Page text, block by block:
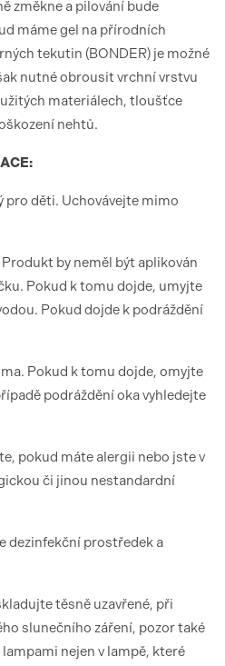
změkne a pilování bude
máme gel na přírodních
tekutin (BONDER) je možné
nutné obrousit vrchní vrstvu
materiálech, tloušťce
nehtů.
pro děti. Uchovávejte mimo
by neměl být aplikován
Pokud k tomu dojde, umyjte
Pokud dojde k podráždění
Pokud k tomu dojde, omyjte
podráždění oka vyhledejte
pokud máte alergii nebo jste v
či jinou nestandardní
dezinfekční prostředek a
těsně uzavřené, při
slunečního záření, pozor také
nejen v lampě, které